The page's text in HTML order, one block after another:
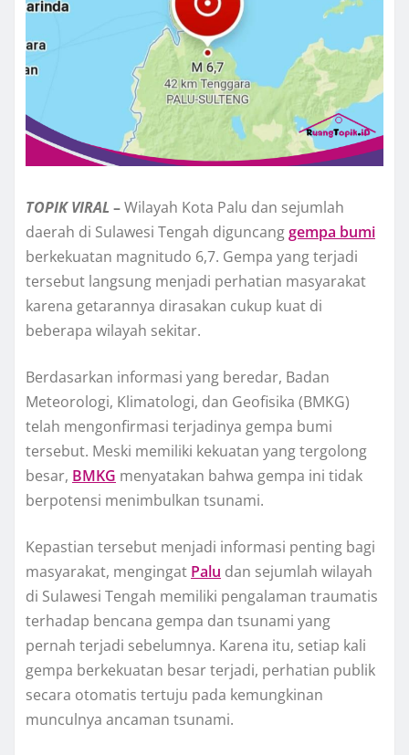
TOPIK VIRAL –Wilayah Kota Palu dan sejumlah
daerah di Sulawesi Tengah diguncanggempa bumi
berkekuatan magnitudo 6,7. Gempa yang terjadi
tersebut langsung menjadi perhatian masyarakat
karena getarannya dirasakan cukup kuat di
beberapa wilayah sekitar.
Berdasarkan informasi yang beredar, Badan
Meteorologi, Klimatologi, dan Geofisika (BMKG)
telah mengonfirmasi terjadinya gempa bumi
tersebut. Meski memiliki kekuatan yang tergolong
besar, BMKG menyatakan bahwa gempa ini tidak
berpotensi menimbulkan tsunami.
Kepastian tersebut menjadi informasi penting bagi
masyarakat, mengingat Palu dan sejumlah wilayah
di Sulawesi Tengah memiliki pengalaman traumatis
terhadap bencana gempa dan tsunami yang
pernah terjadi sebelumnya. Karena itu, setiap kali
gempa berkekuatan besar terjadi, perhatian publik
secara otomatis tertuju pada kemungkinan
munculnya ancaman tsunami.